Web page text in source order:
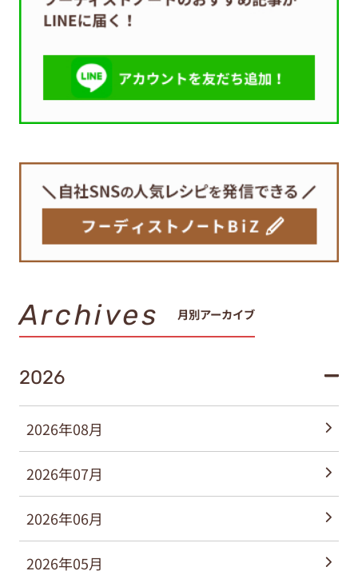
Archives 月別アーカイブ
2026
2026年08月
2026年07月
2026年06月
2026年05月